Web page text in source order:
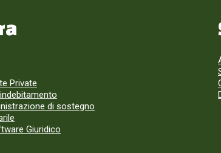
Private
di sostegno
Giuridico